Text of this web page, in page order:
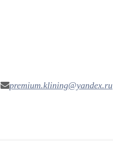
premium.klining@yandex.ru